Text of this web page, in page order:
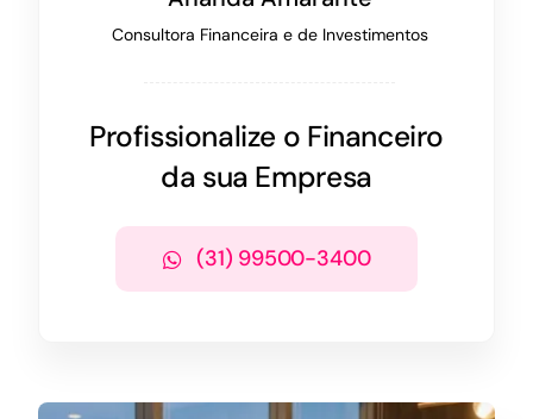
Consultora Financeira e de Investimentos
Profissionalize o Financeiro
da sua Empresa
(31) 99500-3400